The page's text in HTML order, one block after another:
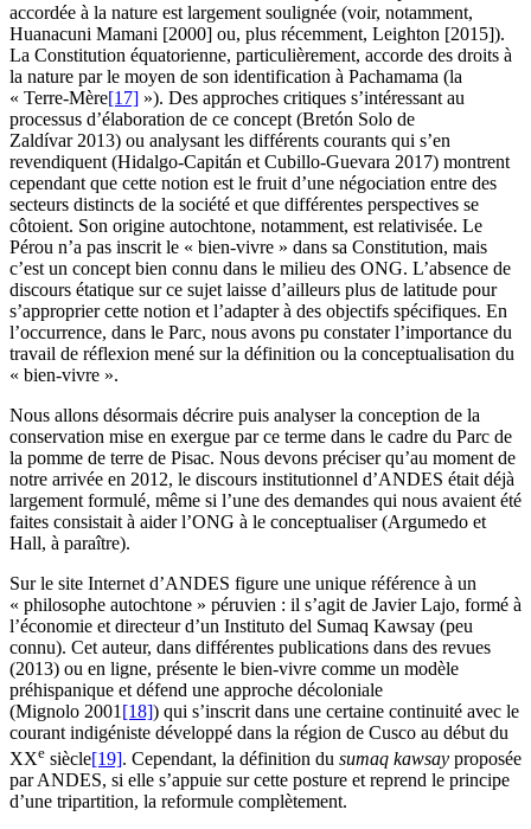
accordée à la nature est largement soulignée (voir, notamment,
Huanacuni Mamani [2000] ou, plus récemment, Leighton [2015]).
La Constitution équatorienne, particulièrement, accorde des droits à
la nature par le moyen de son identification à Pachamama (la
« Terre-Mère[17] »). Des approches critiques s’intéressant au
processus d’élaboration de ce concept (Bretón Solo de
Zaldívar 2013) ou analysant les différents courants qui s’en
revendiquent (Hidalgo-Capitán et Cubillo-Guevara 2017) montrent
cependant que cette notion est le fruit d’une négociation entre des
secteurs distincts de la société et que différentes perspectives se
côtoient. Son origine autochtone, notamment, est relativisée. Le
Pérou n’a pas inscrit le « bien-vivre » dans sa Constitution, mais
c’est un concept bien connu dans le milieu des ONG. L’absence de
discours étatique sur ce sujet laisse d’ailleurs plus de latitude pour
s’approprier cette notion et l’adapter à des objectifs spécifiques. En
l’occurrence, dans le Parc, nous avons pu constater l’importance du
travail de réflexion mené sur la définition ou la conceptualisation du
« bien-vivre ».
Nous allons désormais décrire puis analyser la conception de la
conservation mise en exergue par ce terme dans le cadre du Parc de
la pomme de terre de Pisac. Nous devons préciser qu’au moment de
notre arrivée en 2012, le discours institutionnel d’ANDES était déjà
largement formulé, même si l’une des demandes qui nous avaient été
faites consistait à aider l’ONG à le conceptualiser (Argumedo et
Hall, à paraître).
Sur le site Internet d’ANDES figure une unique référence à un
« philosophe autochtone » péruvien : il s’agit de Javier Lajo, formé à
l’économie et directeur d’un Instituto del Sumaq Kawsay (peu
connu). Cet auteur, dans différentes publications dans des revues
(2013) ou en ligne, présente le bien-vivre comme un modèle
préhispanique et défend une approche décoloniale
(Mignolo 2001 [18]) qui s’inscrit dans une certaine continuité avec le
courant indigéniste développé dans la région de Cusco au début du
XXe siècle[19]. Cependant, la définition du sumaq kawsay proposée
par ANDES, si elle s’appuie sur cette posture et reprend le principe
d’une tripartition, la reformule complètement.